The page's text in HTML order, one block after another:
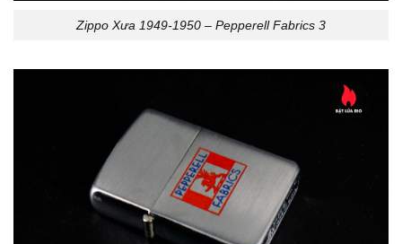
Zippo Xưa 1949-1950 – Pepperell Fabrics 3